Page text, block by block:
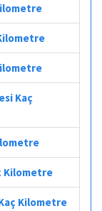
Kaç
Kilometre
Kilometre